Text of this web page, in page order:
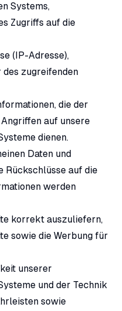
Systems,
Zugriffs auf die
(IP-Adresse),
zugreifenden
die der
auf unsere
dienen.
Daten und
Rückschlüsse auf die
werden
korrekt auszuliefern,
sowie die Werbung für
unserer
und der Technik
sowie